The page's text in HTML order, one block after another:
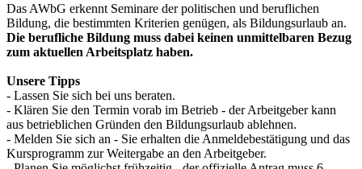
Das AWbG erkennt Seminare der politischen und beruflichen
Bildung, die bestimmten Kriterien genügen, als Bildungsurlaub an.
Die berufliche Bildung muss dabei keinen unmittelbaren Bezug
zum aktuellen Arbeitsplatz haben.
Unsere Tipps
- Lassen Sie sich bei uns beraten.
- Klären Sie den Termin vorab im Betrieb - der Arbeitgeber kann
aus betrieblichen Gründen den Bildungsurlaub ablehnen.
- Melden Sie sich an - Sie erhalten die Anmeldebestätigung und das
Kursprogramm zur Weitergabe an den Arbeitgeber.